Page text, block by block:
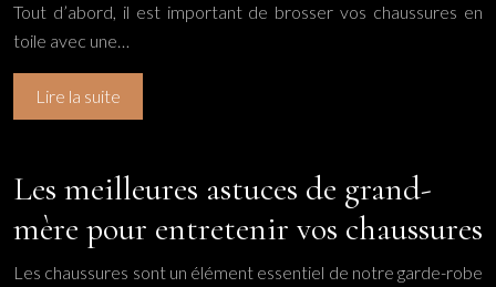
Tout d’abord, il est important de brosser vos chaussures en
toile avec une…
Lire la suite
Les meilleures astuces de grand-
mère pour entretenir vos chaussures
Les chaussures sont un élément essentiel de notre garde-robe